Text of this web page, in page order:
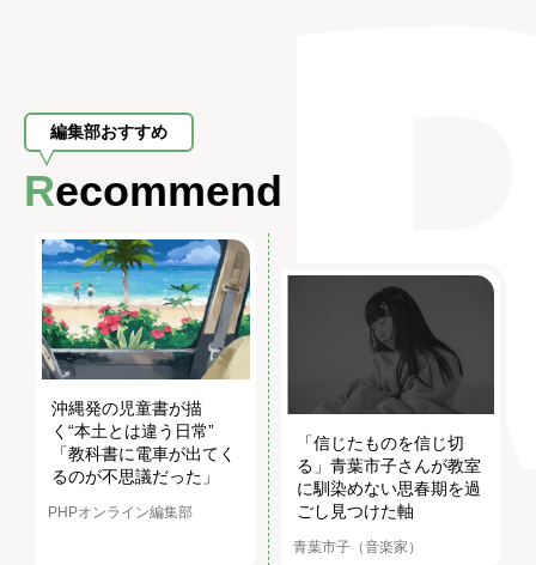
編集部おすすめ
Recommend
沖縄発の児童書が描
く“本土とは違う日常”
「教科書に電車が出てく
るのが不思議だった」
PHPオンライン編集部
「信じたものを信じ切
る」青葉市子さんが教室
に馴染めない思春期を過
ごし見つけた軸
青葉市子（音楽家）